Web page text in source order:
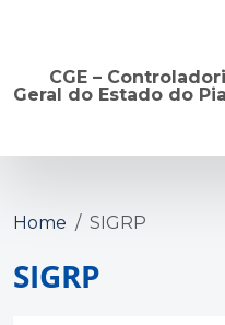
CGE –
Geral do Estado do
Home SIGRP
SIGRP